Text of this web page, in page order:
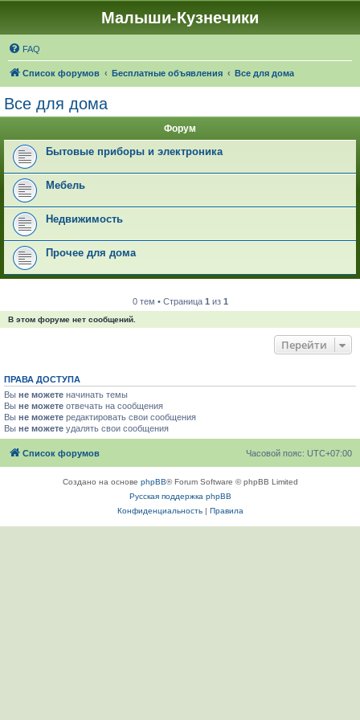
Малыши-Кузнечики
FAQ
Список форумов Бесплатные объявления Все для дома
Все для дома
Форум
Бытовые приборы и электроника
Мебель
Недвижимость
Прочее для дома
0 тем • Страница 1 из 1
В этом форуме нет сообщений.
Перейти
ПРАВА ДОСТУПА
Вы не можете начинать темы
Вы не можете отвечать на сообщения
Вы не можете редактировать свои сообщения
Вы не можете удалять свои сообщения
Список форумов Часовой пояс: UTC+07:00
Создано на основе phpBB® Forum Software © phpBB Limited
Русская поддержка phpBB
Конфиденциальность| Правила